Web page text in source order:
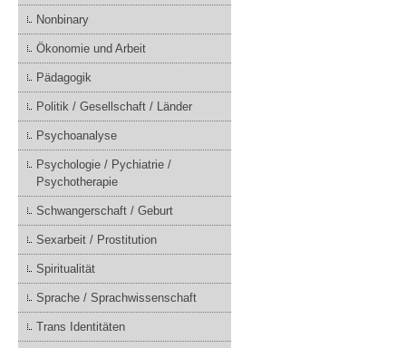
Nonbinary
Ökonomie und Arbeit
Pädagogik
Politik / Gesellschaft / Länder
Psychoanalyse
Psychologie / Pychiatrie /
Psychotherapie
Schwangerschaft / Geburt
Sexarbeit / Prostitution
Spiritualität
Sprache / Sprachwissenschaft
Trans Identitäten